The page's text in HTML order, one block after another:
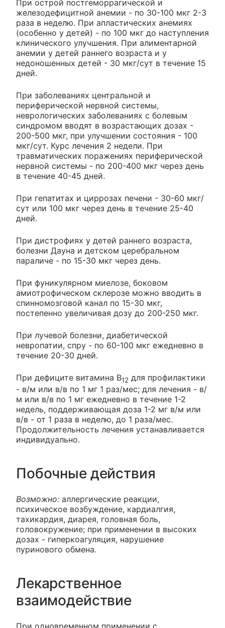
При острой постгеморрагической и
железодефицитной анемии - по 30-100 мкг 2-3
раза в неделю. При апластических анемиях
(особенно у детей) - по 100 мкг до наступления
клинического улучшения. При алиментарной
анемии у детей раннего возраста и у
недоношенных детей - 30 мкг/сут в течение 15
дней.
При заболеваниях центральной и
периферической нервной системы,
неврологических заболеваниях с болевым
синдромом вводят в возрастающих дозах -
200-500 мкг, при улучшении состояния - 100
мкг/сут. Курс лечения 2 недели. При
травматических поражениях периферической
нервной системы - по 200-400 мкг через день
в течение 40-45 дней.
При гепатитах и циррозах печени - 30-60 мкг/
сут или 100 мкг через день в течение 25-40
дней.
При дистрофиях у детей раннего возраста,
болезни Дауна и детском церебральном
параличе - по 15-30 мкг через день.
При фуникулярном миелозе, боковом
амиотрофическом склерозе можно вводить в
спинномозговой канал по 15-30 мкг,
постепенно увеличивая дозу до 200-250 мкг.
При лучевой болезни, диабетической
невропатии, спру - по 60-100 мкг ежедневно в
течение 20-30 дней.
При дефиците витамина B12 для профилактики
- в/м или в/в по 1 мг 1 раз/мес; для лечения - в/
м или в/в по 1 мг ежедневно в течение 1-2
недель, поддерживающая доза 1-2 мг в/м или
в/в - от 1 раза в неделю, до 1 раза/мес.
Продолжительность лечения устанавливается
индивидуально.
Побочные действия
Возможно: аллергические реакции,
психическое возбуждение, кардиалгия,
тахикардия, диарея, головная боль,
головокружение; при применении в высоких
дозах - гиперкоагуляция, нарушение
пуринового обмена.
Лекарственное
взаимодействие
При одновременном применении с